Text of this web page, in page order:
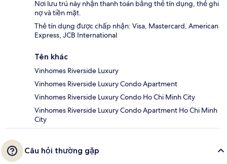
Nơi lưu trú này nhận thanh toán bằng thẻ tín dụng, thẻ ghi
nợ và tiền mặt.
Thẻ tín dụng được chấp nhận: Visa, Mastercard, American
Express, JCB International
Tên khác
Vinhomes Riverside Luxury
Vinhomes Riverside Luxury Condo Apartment
Vinhomes Riverside Luxury Condo Ho Chi Minh City
Vinhomes Riverside Luxury Condo Apartment Ho Chi Minh
City
Câu hỏi thường gặp